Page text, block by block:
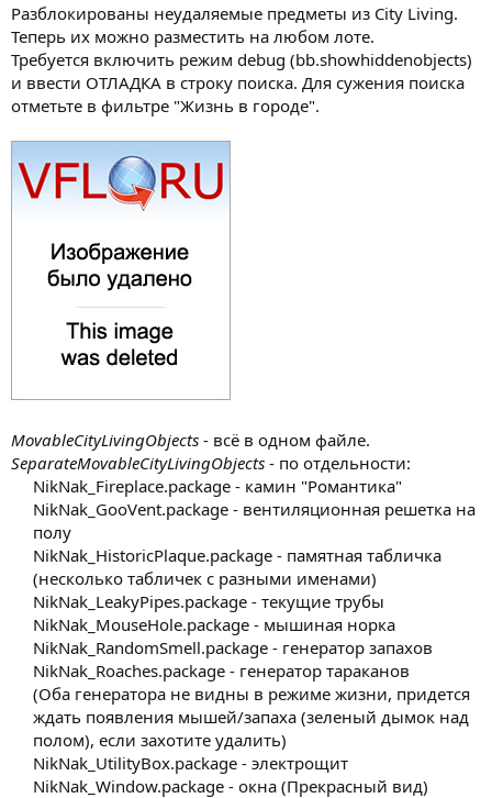
Разблокированы неудаляемые предметы из City Living.
Теперь их можно разместить на любом лоте.
Требуется включить режим debug (bb.showhiddenobjects)
и ввести ОТЛАДКА в строку поиска. Для сужения поиска
отметьте в фильтре "Жизнь в городе".
MovableCityLivingObjects - всё в одном файле.
SeparateMovableCityLivingObjects - по отдельности:
NikNak_Fireplace.package - камин "Романтика"
NikNak_GooVent.package - вентиляционная решетка на
полу
NikNak_HistoricPlaque.package - памятная табличка
(несколько табличек с разными именами)
NikNak_LeakyPipes.package - текущие трубы
NikNak_MouseHole.package - мышиная норка
NikNak_RandomSmell.package - генератор запахов
NikNak_Roaches.package - генератор тараканов
(Оба генератора не видны в режиме жизни, придется
ждать появления мышей/запаха (зеленый дымок над
полом), если захотите удалить)
NikNak_UtilityBox.package - электрощит
NikNak_Window.package - окна (Прекрасный вид)​